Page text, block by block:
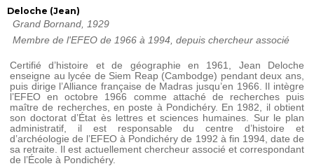
Deloche (Jean)
Grand Bornand, 1929
Membre de l'EFEO de 1966 à 1994, depuis chercheur associé
Certifié d’histoire et de géographie en 1961, Jean Deloche
enseigne au lycée de Siem Reap (Cambodge) pendant deux ans,
puis dirige l’Alliance française de Madras jusqu’en 1966. Il intègre
l’EFEO en octobre 1966 comme attaché de recherches puis
maître de recherches, en poste à Pondichéry. En 1982, il obtient
son doctorat d’État ès lettres et sciences humaines. Sur le plan
administratif, il est responsable du centre d’histoire et
d’archéologie de l’EFEO à Pondichéry de 1992 à fin 1994, date de
sa retraite. Il est actuellement chercheur associé et correspondant
de l’École à Pondichéry.